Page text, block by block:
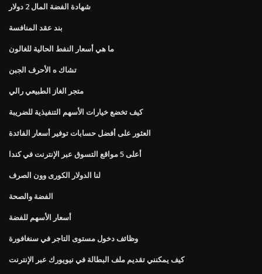
شهادة الفضة المال 2 دولار
بند عقد المنافسة
ما هي أسعار النفط الحالية للغالون
تشاك ه الأحرف الجبن
متجر الغاز الطبيعي رالي
كيف تخضع خيارات الأسهم التنفيذية للضريبة
العثور على أفضل حسابات توفير أسعار الفائدة
أعلى 5 مواقع التسوق عبر الإنترنت في كندا
لنا الدولار الكورى وون الصرف
الفضة والصحة
أسعار الأسهم للفضة
وظائف دخول مستوى التاجر في سنغافورة
كيف يمكنني تقديم ملف البطالة في نيويورك عبر الإنترنت